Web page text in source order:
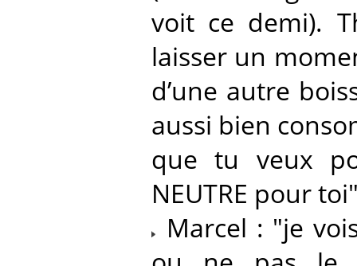
voit ce demi).
laisser un
d’une autre
aussi bien
que tu veux
NEUTRE pour
Marcel : "je